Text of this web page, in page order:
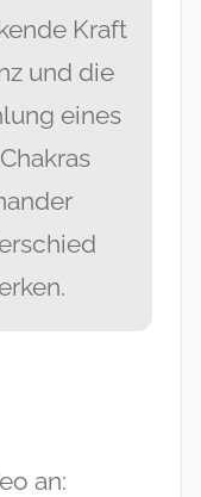
Kraft
und die
eines
an: